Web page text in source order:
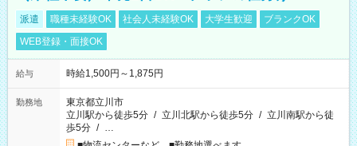
派遣 職種未経験OK 社会人未経験OK 大学生歓迎
ブランクOK
WEB登録・面接OK
給与 時給1,500円～1,875円
勤務地
東京都立川市
立川駅から徒歩5分 / 立川北駅から徒歩5分 / 立川南駅から徒
歩5分 / …